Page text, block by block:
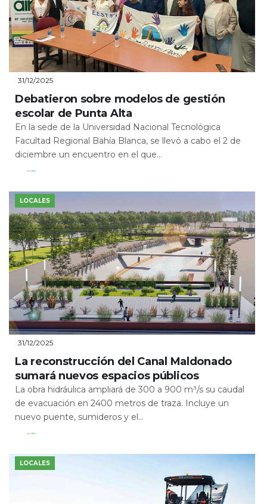
31/12/2025
Debatieron sobre modelos de gestión
escolar de Punta Alta
En la sede de la Universidad Nacional Tecnológica
Facultad Regional Bahía Blanca, se llevó a cabo el 2 de
diciembre un encuentro en el que...
Leer Más
LOCALES
31/12/2025
La reconstrucción del Canal Maldonado
sumará nuevos espacios públicos
La obra hidráulica ampliará de 300 a 900 m³/s su caudal
de evacuación en 2400 metros de traza. Incluye un
nuevo puente, sumideros y el...
Leer Más
LOCALES